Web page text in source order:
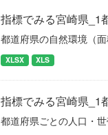
指標でみる宮崎県_1
都道府県の自然環境（
XLSX XLS
指標でみる宮崎県_1
都道府県ごとの人口・